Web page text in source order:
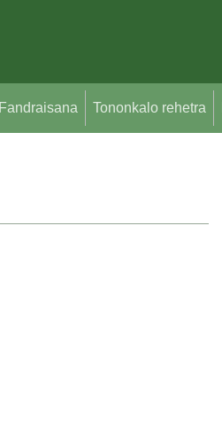
Fandraisana Tononkalo rehetra